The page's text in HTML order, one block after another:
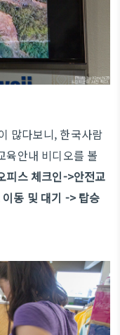
많다보니, 한국사람
육안내 비디오를 볼
피스 체크인->안전교
동 및 대기 -> 탑승